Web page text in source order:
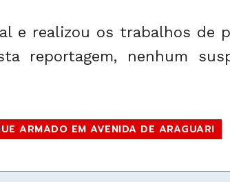
e realizou os trabalhos de
reportagem, nenhum
ARMADO EM AVENIDA DE ARAGUARI